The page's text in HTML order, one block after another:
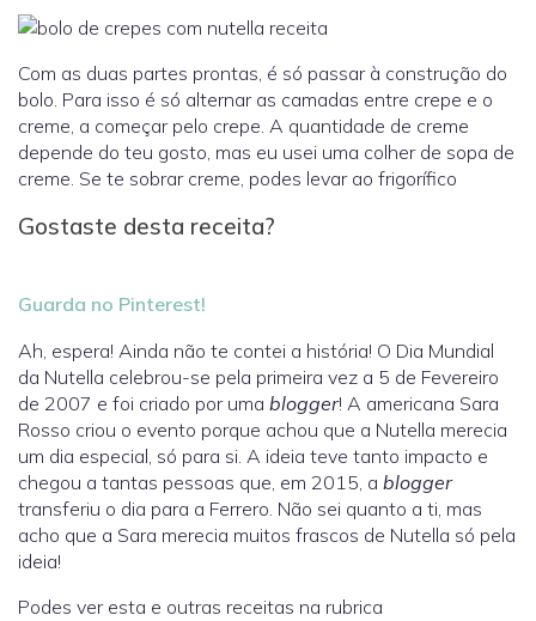
Com as duas partes prontas, é só passar à construção do
bolo. Para isso é só alternar as camadas entre crepe e o
creme, a começar pelo crepe. A quantidade de creme
depende do teu gosto, mas eu usei uma colher de sopa de
creme. Se te sobrar creme, podes levar ao frigorífico
Gostaste desta receita?
Guarda no Pinterest!
Ah, espera! Ainda não te contei a história! O Dia Mundial
da Nutella celebrou-se pela primeira vez a 5 de Fevereiro
de 2007 e foi criado por uma blogger! A americana Sara
Rosso criou o evento porque achou que a Nutella merecia
um dia especial, só para si. A ideia teve tanto impacto e
chegou a tantas pessoas que, em 2015, a blogger
transferiu o dia para a Ferrero. Não sei quanto a ti, mas
acho que a Sara merecia muitos frascos de Nutella só pela
ideia!
Podes ver esta e outras receitas na rubrica